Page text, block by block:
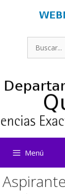
Buscar:
Menú